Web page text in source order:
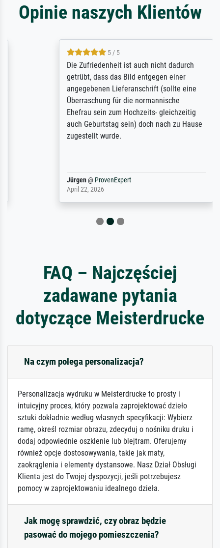
Opinie naszych Klientów
5 / 5
Die Zufriedenheit ist auch nicht dadurch
getrübt, dass das Bild entgegen einer
angegebenen Lieferanschrift (sollte eine
Überraschung für die normannische
Ehefrau sein zum Hochzeits- gleichzeitig
auch Geburtstag sein) doch nach zu Hause
zugestellt wurde.
@ProvenExpert
April 22, 2026
FAQ – Najczęściej
zadawane pytania
dotyczące Meisterdrucke
Na czym polega personalizacja?
Personalizacja wydruku w Meisterdrucke to prosty i
intuicyjny proces, który pozwala zaprojektować dzieło
sztuki dokładnie według własnych specyfikacji: Wybierz
ramę, określ rozmiar obrazu, zdecyduj o nośniku druku i
dodaj odpowiednie oszklenie lub blejtram. Oferujemy
również opcje dostosowywania, takie jak maty,
zaokrąglenia i elementy dystansowe. Nasz Dział Obsługi
Klienta jest do Twojej dyspozycji, jeśli potrzebujesz
pomocy w zaprojektowaniu idealnego dzieła.
Jak mogę sprawdzić, czy obraz będzie
pasować do mojego pomieszczenia?